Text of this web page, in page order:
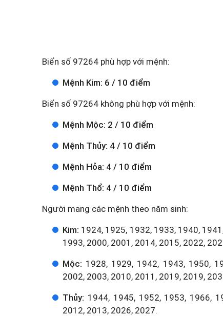
Biển số 97264 phù hợp với mệnh:
Mệnh Kim: 6 / 10 điểm
Biển số 97264 không phù hợp với mệnh:
Mệnh Mộc: 2 / 10 điểm
Mệnh Thủy: 4 / 10 điểm
Mệnh Hỏa: 4 / 10 điểm
Mệnh Thổ: 4 / 10 điểm
Người mang các mệnh theo năm sinh:
Kim: 1924, 1925, 1932, 1933, 1940,
1993, 2000, 2001, 2014, 2015, 2022,
Mộc: 1928, 1929, 1942, 1943, 1950,
2002, 2003, 2010, 2011, 2019, 2019,
Thủy: 1944, 1945, 1952, 1953, 1966,
2012, 2013, 2026, 2027.